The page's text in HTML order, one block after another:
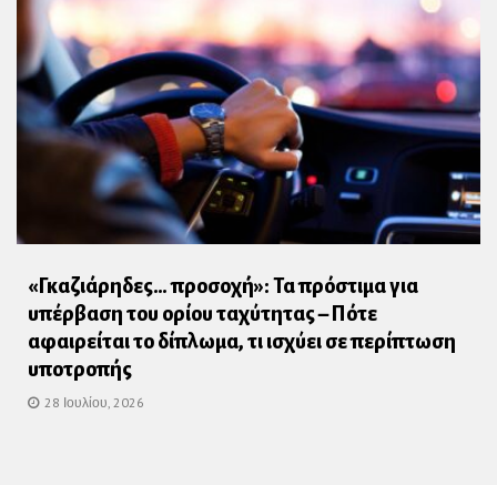
«Γκαζιάρηδες… προσοχή»: Τα πρόστιμα για
υπέρβαση του ορίου ταχύτητας – Πότε
αφαιρείται το δίπλωμα, τι ισχύει σε περίπτωση
υποτροπής
28 Ιουλίου, 2026